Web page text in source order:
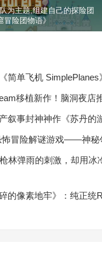
为主题,组建自己的探险团
险团物语》
简单飞机
移植新作！脑洞夜店
叙事封神神作《苏丹
怖冒险解谜游戏——神秘
林弹雨的刺激，却用
的像素地牢》：纯正统